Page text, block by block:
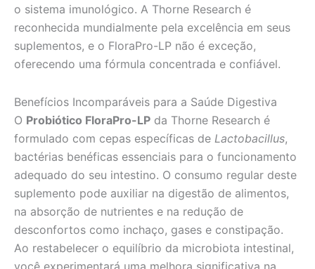
o sistema imunológico. A Thorne Research é
reconhecida mundialmente pela excelência em seus
suplementos, e o FloraPro-LP não é exceção,
oferecendo uma fórmula concentrada e confiável.
Benefícios Incomparáveis para a Saúde Digestiva
O Probiótico FloraPro-LP da Thorne Research é
formulado com cepas específicas de Lactobacillus,
bactérias benéficas essenciais para o funcionamento
adequado do seu intestino. O consumo regular deste
suplemento pode auxiliar na digestão de alimentos,
na absorção de nutrientes e na redução de
desconfortos como inchaço, gases e constipação.
Ao restabelecer o equilíbrio da microbiota intestinal,